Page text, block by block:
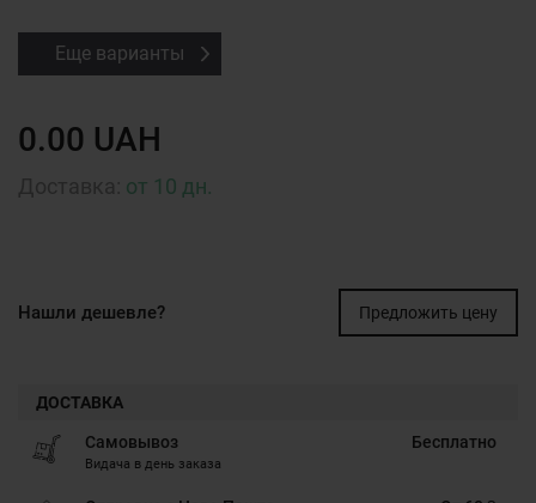
Еще варианты
0.00 UAH
от 10 дн.
Нашли дешевле? Предложить цену
ДОСТАВКА
Самовывоз
Видача в день заказа
Бесплатно